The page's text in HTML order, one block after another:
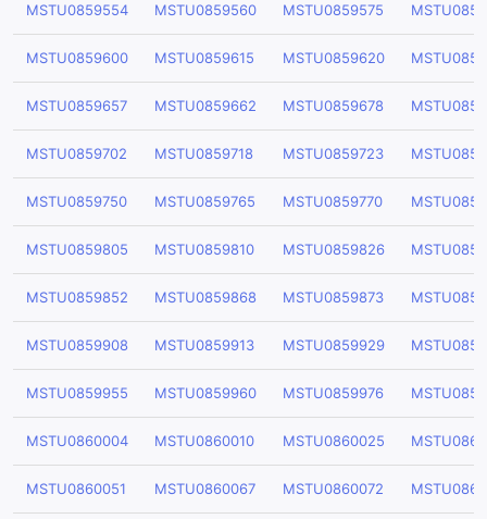
MSTU0859554 MSTU0859560 MSTU0859575
MSTU0859600 MSTU0859615 MSTU0859620
MSTU0859657 MSTU0859662 MSTU0859678
MSTU0859702 MSTU0859718 MSTU0859723
MSTU0859750 MSTU0859765 MSTU0859770
MSTU0859805 MSTU0859810 MSTU0859826
MSTU0859852 MSTU0859868 MSTU0859873
MSTU0859908 MSTU0859913 MSTU0859929
MSTU0859955 MSTU0859960 MSTU0859976
MSTU0860004 MSTU0860010 MSTU0860025
MSTU0860051 MSTU0860067 MSTU0860072